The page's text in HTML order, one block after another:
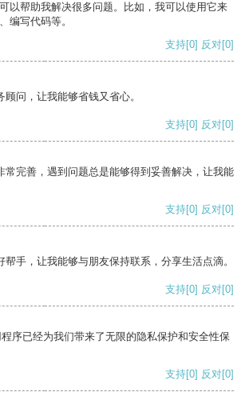
以帮助我解决很多问题。比如，我可以使用它来
编写代码等。
支持[0] 反对[0]
问，让我能够省钱又省心。
支持[0] 反对[0]
常完善，遇到问题总是能够得到妥善解决，让我能
支持[0] 反对[0]
帮手，让我能够与朋友保持联系，分享生活点滴。
支持[0] 反对[0]
序已经为我们带来了无限的隐私保护和安全性保
支持[0] 反对[0]